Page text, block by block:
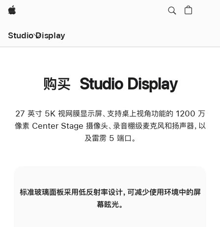
Apple
Studio Display
购买 Studio Display
27 英寸 5K 视网膜显示屏、支持桌上视角功能的 1200 万
像素 Center Stage 摄像头、录音棚级麦克风和扬声器，以
及雷雳 5 端口。
标准玻璃面板采用低反射率设计，可减少使用环境中的屏
幕眩光。